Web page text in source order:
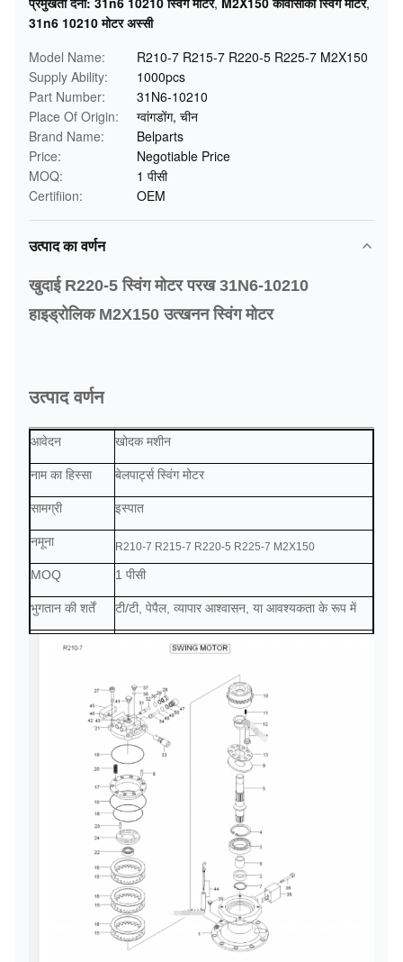
31n6 10210 मोटर अस्सी
Model Name:
R210-7 R215-7 R220-5 R225-7 M2X150
Supply Ability:
1000pcs
Part Number:
31N6-10210
Place Of Origin:
ग्वांगडोंग, चीन
Brand Name:
Belparts
Price:
Negotiable Price
MOQ:
1 पीसी
Certifiion:
OEM
उत्पाद का वर्णन
खुदाई R220-5 स्विंग मोटर परख 31N6-10210
हाइड्रोलिक M2X150 उत्खनन स्विंग मोटर
उत्पाद वर्णन
आवेदन खोदक मशीन
नाम का हिस्सा बेलपार्ट्स स्विंग मोटर
सामग्री इस्पात
नमूना R210-7 R215-7 R220-5 R225-7 M2X150
MOQ 1 पीसी
भुगतान की शर्तें टी/टी, पेपैल, व्यापार आश्वासन, या आवश्यकता के रूप में
भुगतान प्राप्त होने के 2 दिन बाद
समुद्र के द्वारा, हवा से, एक्सप्रेस द्वारा, या आवश्यकतानुसार